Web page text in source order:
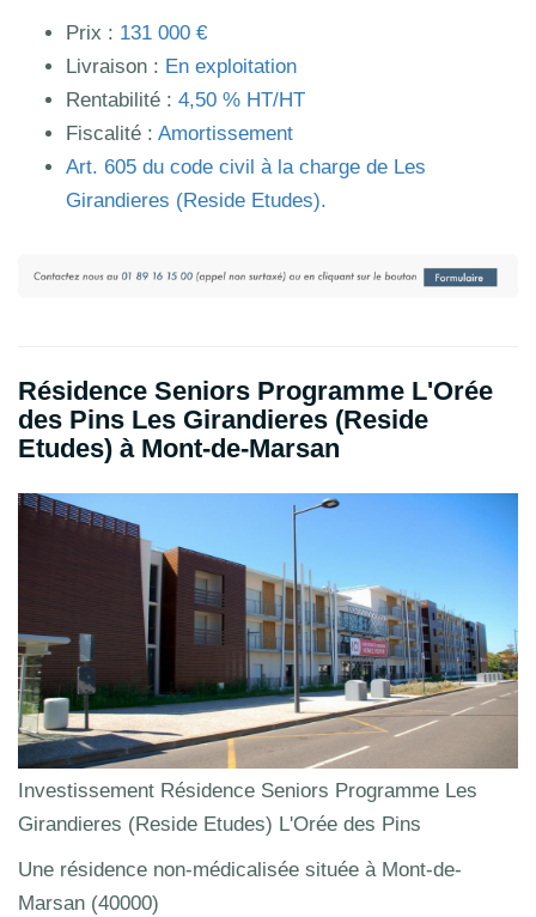
Prix : 131 000 €
Livraison : En exploitation
Rentabilité : 4,50 % HT/HT
Fiscalité : Amortissement
Art. 605 du code civil à la charge de Les
Girandieres (Reside Etudes).
Résidence Seniors Programme L'Orée
des Pins Les Girandieres (Reside
Etudes) à Mont-de-Marsan
Investissement Résidence Seniors Programme Les
Girandieres (Reside Etudes) L'Orée des Pins
Une résidence non-médicalisée située à Mont-de-
Marsan (40000)